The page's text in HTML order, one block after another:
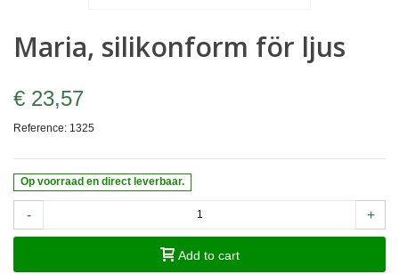
Maria, silikonform för ljus
€ 23,57
Reference: 1325
Op voorraad en direct leverbaar.
- +
Add to cart